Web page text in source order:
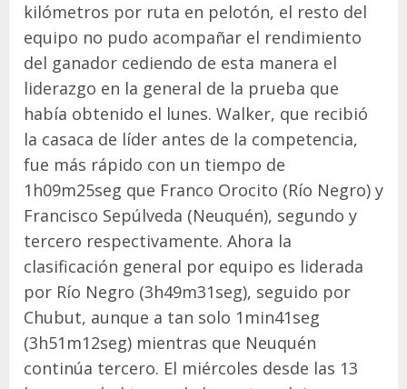
kilómetros por ruta en pelotón, el resto del
equipo no pudo acompañar el rendimiento
del ganador cediendo de esta manera el
liderazgo en la general de la prueba que
había obtenido el lunes. Walker, que recibió
la casaca de líder antes de la competencia,
fue más rápido con un tiempo de
1h09m25seg que Franco Orocito (Río Negro) y
Francisco Sepúlveda (Neuquén), segundo y
tercero respectivamente. Ahora la
clasificación general por equipo es liderada
por Río Negro (3h49m31seg), seguido por
Chubut, aunque a tan solo 1min41seg
(3h51m12seg) mientras que Neuquén
continúa tercero. El miércoles desde las 13